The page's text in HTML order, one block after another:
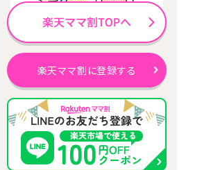
楽天ママ割に登録する